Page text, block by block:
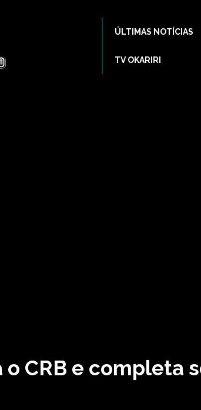
ÚLTIMAS NOTÍCIAS
TV OKARIRI
o CRB e completa